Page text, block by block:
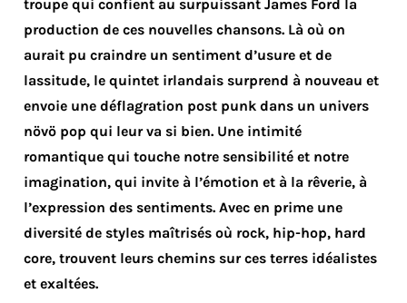
troupe qui confient au surpuissant James Ford la
production de ces nouvelles chansons. Là où on
aurait pu craindre un sentiment d’usure et de
lassitude, le quintet irlandais surprend à nouveau et
envoie une déflagration post punk dans un univers
növö pop qui leur va si bien. Une intimité
romantique qui touche notre sensibilité et notre
imagination, qui invite à l’émotion et à la rêverie, à
l’expression des sentiments. Avec en prime une
diversité de styles maîtrisés où rock, hip-hop, hard
core, trouvent leurs chemins sur ces terres idéalistes
et exaltées.